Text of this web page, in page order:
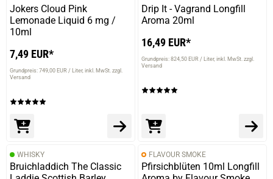
Jokers Cloud Pink
Lemonade Liquid 6 mg /
10ml
7,49 EUR*
Grundpreis: 749,00 EUR / Liter inkl. MwSt. zzgl.
Versand
Drip It - Vagrand Longfill
Aroma 20ml
16,49 EUR*
Grundpreis: 824,50 EUR / Liter inkl. MwSt. zzgl.
Versand
WHISKY
Bruichladdich The Classic
FLAVOUR SMOKE
Pfirsichblüten 10ml Longfill